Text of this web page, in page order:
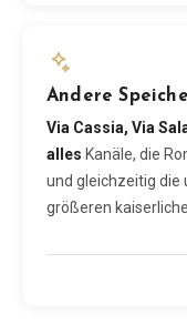
Andere
Via Cassia, Via
alles Kanäle, die
und gleichzeitig
größeren